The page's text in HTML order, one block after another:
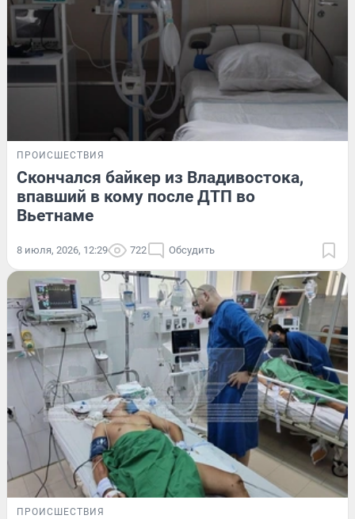
ПРОИСШЕСТВИЯ
Скончался байкер из Владивостока,
впавший в кому после ДТП во
Вьетнаме
8 июля, 2026, 12:29 722 Обсудить
ПРОИСШЕСТВИЯ